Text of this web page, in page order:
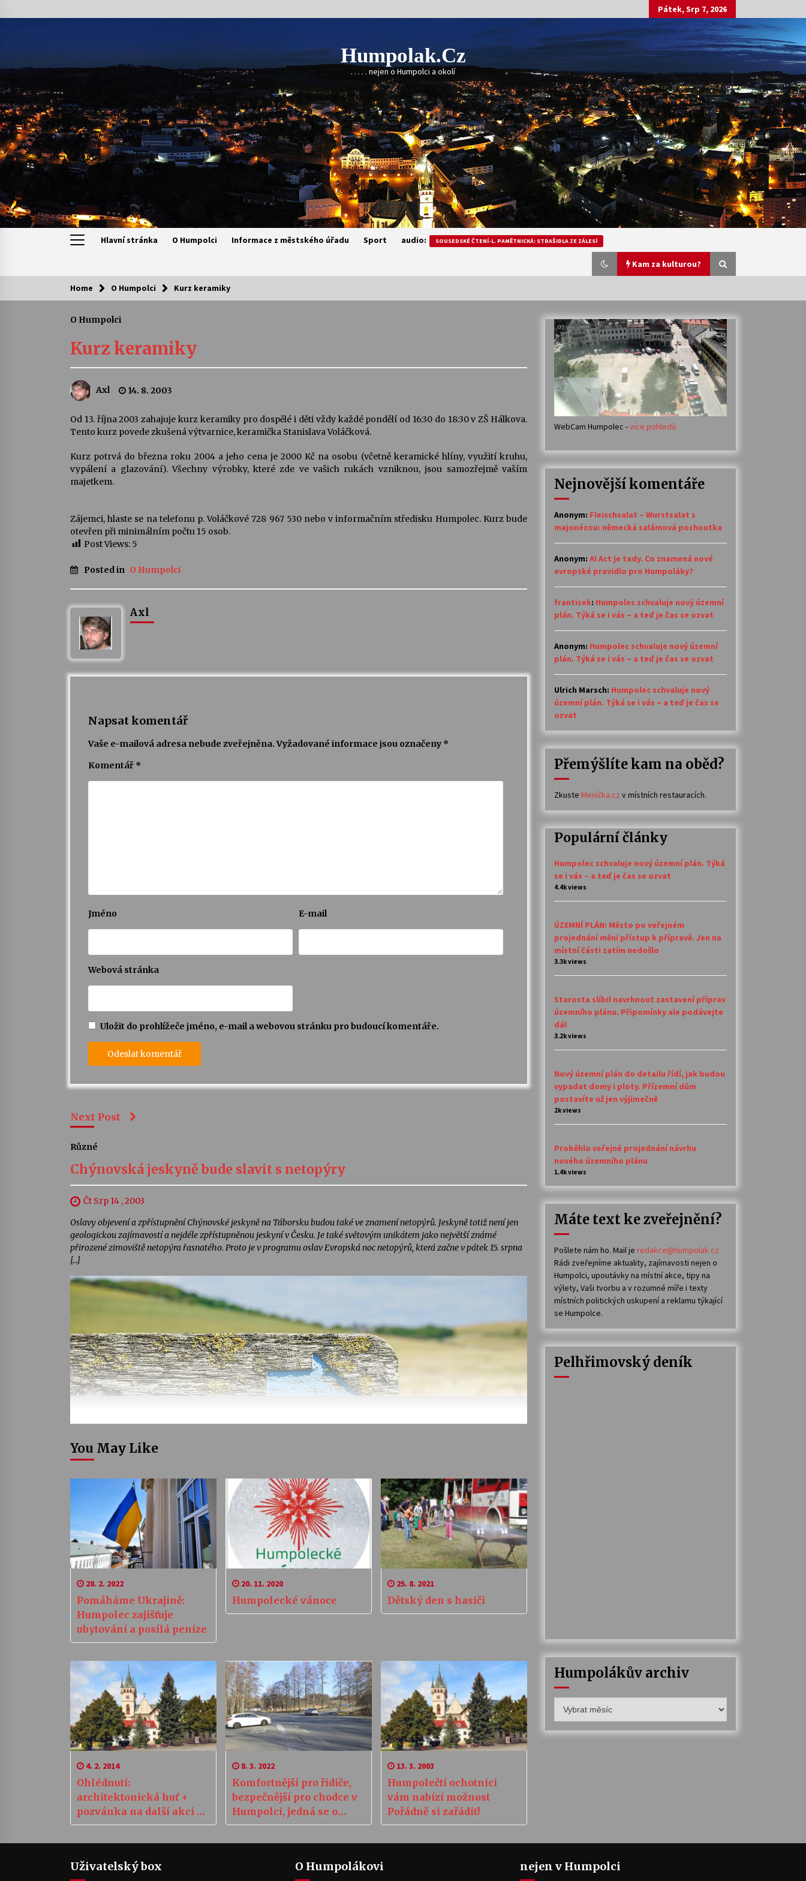
to
content
Pátek, Srp 7, 2026
Humpolak.cz
. . . . . nejen o Humpolci a okolí
Hlavní stránka O Humpolci Informace z městského úřadu Sport audio: SOUSEDSKÉ ČTENÍ-L. PAMĚTNICKÁ: STRAŠIDLA ZE ZÁLESÍ
Kam za kulturou?
Kam za kulturou?
Camerata a Sukuba Ensemble
4. 8. 2026
Veselí muzikanti
30. 7. 2026
Pozvánka na integrační festival
Quijotova šedesátka: 28. 7.–1. 8.
28. 7. 2026
Votavžatský ploty
23. 7. 2026
Miller
22. 7. 2026
17. 7. 2026 14. 7. 2026
13. 7. 2026 3. 7. 2026
30. 6. 2026
Home O Humpolci Kurz keramiky
O Humpolci
Kurz keramiky
Axl 14. 8. 2003
Od 13. října 2003 zahajuje kurz keramiky pro dospělé i děti vždy každé pondělí od 16:30 do 18:30 v ZŠ Hálkova.
Tento kurz povede zkušená výtvarnice, keramička Stanislava Voláčková.
Kurz potrvá do března roku 2004 a jeho cena je 2000 Kč na osobu (včetně keramické hlíny, využití kruhu,
vypálení a glazování). Všechny výrobky, které zde ve vašich rukách vzniknou, jsou samozřejmě vaším
majetkem.
Zájemci, hlaste se na telefonu p. Voláčkové 728 967 530 nebo v informačním středisku Humpolec. Kurz bude
otevřen při minimálním počtu 15 osob.
Post Views: 5
Posted in O Humpolci
Axl
Napsat komentář
Vaše e-mailová adresa nebude zveřejněna. Vyžadované informace jsou označeny *
Komentář *
Jméno E-mail
Webová stránka
Uložit do prohlížeče jméno, e-mail a webovou stránku pro budoucí komentáře.
Next Post
Různé
Chýnovská jeskyně bude slavit s netopýry
Čt Srp 14 , 2003
Oslavy objevení a zpřístupnění Chýnovské jeskyně na Táborsku budou také ve znamení netopýrů. Jeskyně totiž není jen
geologickou zajímavostí a nejdéle zpřístupněnou jeskyní v Česku. Je také světovým unikátem jako největší známé
přirozené zimoviště netopýra řasnatého. Proto je v programu oslav Evropská noc netopýrů, která začne v pátek 15. srpna
[…]
You May Like
28. 2. 2022
Pomáháme Ukrajině:
Humpolec zajišťuje
ubytování a posílá peníze
20. 11. 2020
Humpolecké vánoce
25. 8. 2021
Dětský den s hasiči
4. 2. 2014
Ohlédnutí:
architektonická huť +
pozvánka na další akci do
závodu 01 ČML
8. 3. 2022
Komfortnější pro řidiče,
bezpečnější pro chodce v
Humpolci, jedná se o
vybudování nové okružní
křižovatky
13. 3. 2003
Humpolečtí ochotníci
vám nabízí možnost
Pořádně si zařádit!
WebCam Humpolec -více pohledů
Nejnovější komentáře
Anonym: Fleischsalat – Wurstsalat s
majonézou: německá salámová pochoutka
Anonym: AI Act je tady. Co znamená nové
evropské pravidlo pro Humpoláky?
frantisek: Humpolec schvaluje nový územní
plán. Týká se i vás – a teď je čas se ozvat
Anonym: Humpolec schvaluje nový územní
plán. Týká se i vás – a teď je čas se ozvat
Ulrich Marsch: Humpolec schvaluje nový
územní plán. Týká se i vás – a teď je čas se
ozvat
Přemýšlíte kam na oběd?
Zkuste Meníčka.cz v místních restauracích.
Populární články
Humpolec schvaluje nový územní plán. Týká
se i vás – a teď je čas se ozvat
4.4k views
ÚZEMNÍ PLÁN: Město po veřejném
projednání mění přístup k přípravě. Jen na
místní části zatím nedošlo
3.3k views
Starosta slíbil navrhnout zastavení příprav
územního plánu. Připomínky ale podávejte
dál
3.2k views
Nový územní plán do detailu řídí, jak budou
vypadat domy i ploty. Přízemní dům
postavíte už jen výjimečně
2k views
Proběhlo veřejné projednání návrhu
nového územního plánu
1.4k views
Máte text ke zveřejnění?
Pošlete nám ho. Mail je redakce@humpolak.cz
Rádi zveřejníme aktuality, zajímavosti nejen o
Humpolci, upoutávky na místní akce, tipy na
výlety, Vaši tvorbu a v rozumné míře i texty
místních politických uskupení a reklamu týkající
se Humpolce.
Pelhřimovský deník
Humpolákův archiv
archiv
Uživatelský box O Humpolákovi nejen v Humpolci